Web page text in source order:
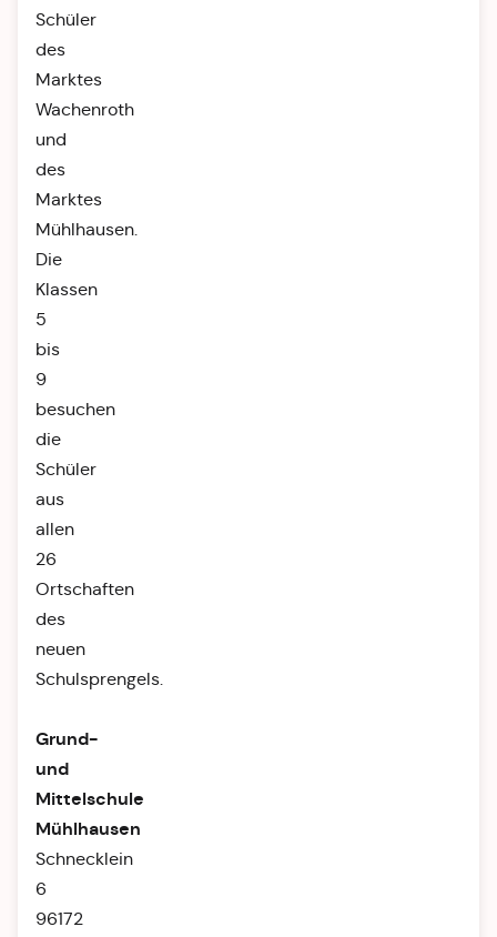
Schüler
des
Marktes
Wachenroth
und
des
Marktes
Mühlhausen.
Die
Klassen
5
bis
9
besuchen
die
Schüler
aus
allen
26
Ortschaften
des
neuen
Schulsprengels.
Grund-
und
Mittelschule
Mühlhausen
Schnecklein
6
96172